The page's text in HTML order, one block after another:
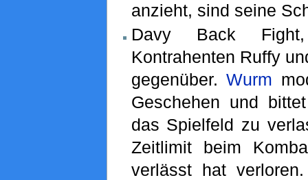
anzieht, sind seine
Davy Back
Kontrahenten Ruffy
gegenüber.Wurm
Geschehen und
das Spielfeld zu
Zeitlimit beim
verlässt hat